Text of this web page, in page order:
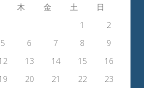
木 金 土
日
1
2
5 6 7 8
9
13 14 15
16
20 21 22 23